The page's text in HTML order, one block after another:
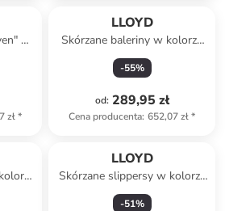
w
zł*
LLOYD
Skórzane baleriny w kolorze
granatowym
-55%
od: 289,95 zł
Cena producenta: 652,07 zł*
LLOYD
Skórzane slippersy w kolorze
żółtym
-51%